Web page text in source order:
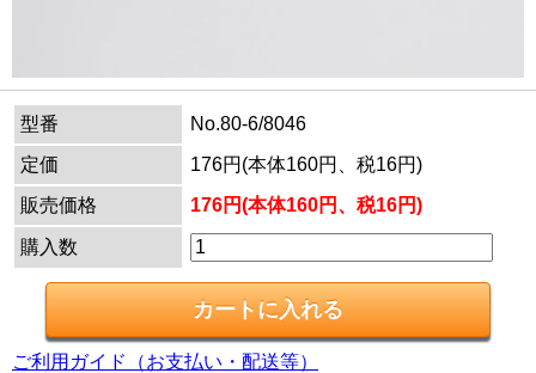
型番
No.80-6/8046
定価
176円(本体160円、税16円)
販売価格
176円(本体160円、税16円)
購入数
ご利用ガイド（お支払い・配送等）